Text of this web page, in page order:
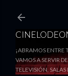
¡ABRAMOS ENTRE
VAMOS A SERVIR
TELEVISIÓN,